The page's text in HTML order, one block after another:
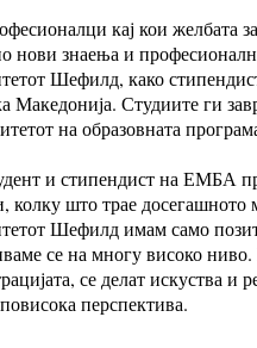
кај кои желбата
нови знаења и
Шефилд, како
Македонија. Студиите ги
на образовната
и стипендист на ЕМБА
што трае
Шефилд имам само
се на многу високо
се делат искуства
перспектива.